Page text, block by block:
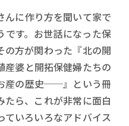
んに作り方を聞いて家で
です。お世話になった保
の方が関わった『北の開
婆と開拓保健婦たちの
の歴史──』という冊
たら、これが非常に面白
ていろいろなアドバイス